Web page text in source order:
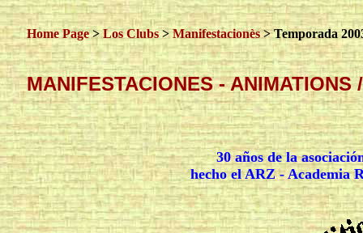
Home Page>Los Clubs>Manifestacionès> Temporada
MANIFESTACIONES - ANIMATIONS
30 años de la
hecho el ARZ - Academia